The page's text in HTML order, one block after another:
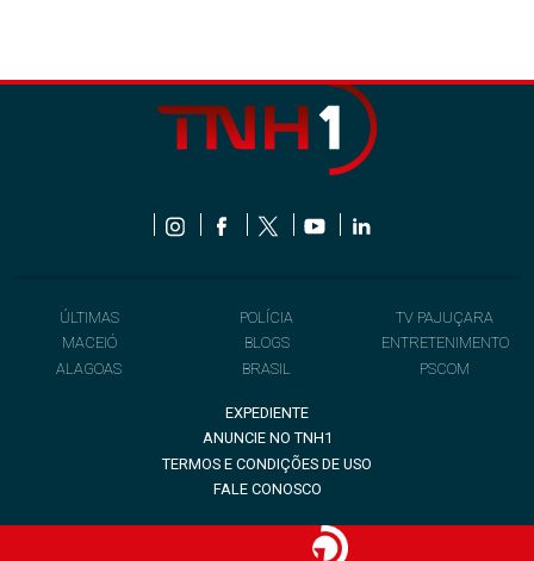
ÚLTIMAS
MACEIÓ
ALAGOAS
POLÍCIA
BLOGS
BRASIL
TV PAJUÇARA
ENTRETENIMENTO
PSCOM
EXPEDIENTE
ANUNCIE NO TNH1
TERMOS E CONDIÇÕES DE USO
FALE CONOSCO